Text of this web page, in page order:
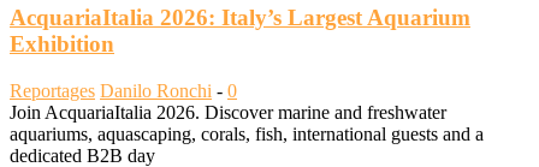
AcquariaItalia 2026: Italy’s Largest Aquarium
Exhibition
Reportages Danilo Ronchi - 0
Join AcquariaItalia 2026. Discover marine and freshwater
aquariums, aquascaping, corals, fish, international guests and a
dedicated B2B day